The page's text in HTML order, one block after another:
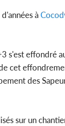
à
s'est effondré
cet
des
sur un